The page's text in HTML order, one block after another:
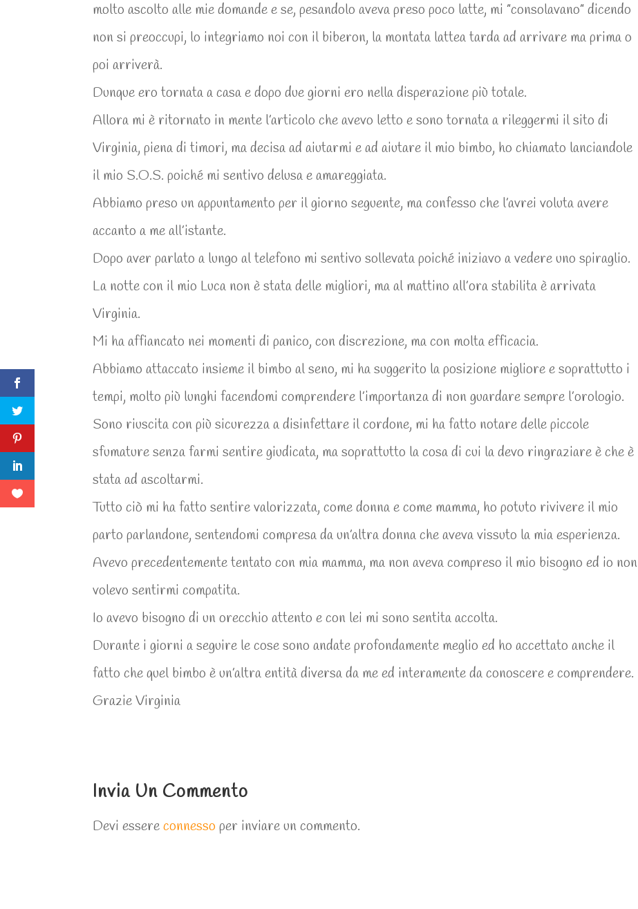
molto ascolto alle mie domande e se, pesandolo aveva preso poco latte, mi ”consolavano” dicendo
non si preoccupi, lo integriamo noi con il biberon, la montata lattea tarda ad arrivare ma prima o
poi arriverà.
Dunque ero tornata a casa e dopo due giorni ero nella disperazione più totale.
Allora mi è ritornato in mente l’articolo che avevo letto e sono tornata a rileggermi il sito di
Virginia, piena di timori, ma decisa ad aiutarmi e ad aiutare il mio bimbo, ho chiamato lanciandole
il mio S.O.S. poiché mi sentivo delusa e amareggiata.
Abbiamo preso un appuntamento per il giorno seguente, ma confesso che l’avrei voluta avere
accanto a me all’istante.
Dopo aver parlato a lungo al telefono mi sentivo sollevata poiché iniziavo a vedere uno spiraglio.
La notte con il mio Luca non è stata delle migliori, ma al mattino all’ora stabilita è arrivata
Virginia.
Mi ha affiancato nei momenti di panico, con discrezione, ma con molta efficacia.
Abbiamo attaccato insieme il bimbo al seno, mi ha suggerito la posizione migliore e soprattutto i
tempi, molto più lunghi facendomi comprendere l’importanza di non guardare sempre l’orologio.
Sono riuscita con più sicurezza a disinfettare il cordone, mi ha fatto notare delle piccole
sfumature senza farmi sentire giudicata, ma soprattutto la cosa di cui la devo ringraziare è che è
stata ad ascoltarmi.
Tutto ciò mi ha fatto sentire valorizzata, come donna e come mamma, ho potuto rivivere il mio
parto parlandone, sentendomi compresa da un’altra donna che aveva vissuto la mia esperienza.
Avevo precedentemente tentato con mia mamma, ma non aveva compreso il mio bisogno ed io non
volevo sentirmi compatita.
Io avevo bisogno di un orecchio attento e con lei mi sono sentita accolta.
Durante i giorni a seguire le cose sono andate profondamente meglio ed ho accettato anche il
fatto che quel bimbo è un’altra entità diversa da me ed interamente da conoscere e comprendere.
Grazie Virginia
Invia Un Commento
Devi essereconnesso per inviare un commento.